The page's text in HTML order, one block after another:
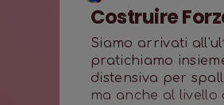
Costruire
Siamo arrivati
pratichiamo
distensiva per
ma anche al